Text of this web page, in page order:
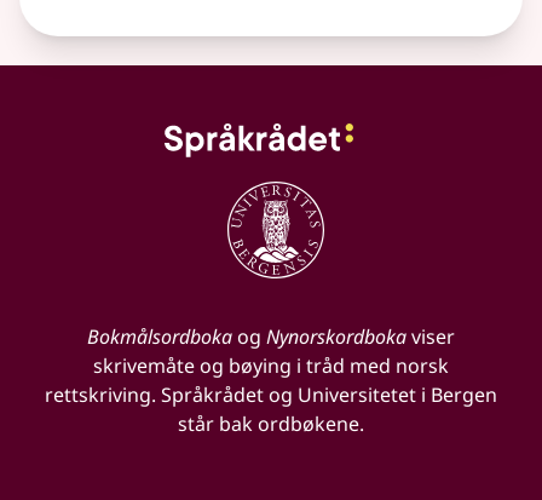
Bokmålsordbokaog Nynorskordbokaviser
skrivemåte og bøying i tråd med norsk
rettskriving. Språkrådet og Universitetet i Bergen
står bak ordbøkene.